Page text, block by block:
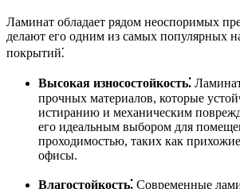
Ламинат обладает рядом неоспоримых
делают его одним из самых популярных
покрытий⁚
Высокая износостойкость⁚
прочных материалов, которые
истиранию и механическим
его идеальным выбором для
проходимостью, таких как
офисы.
Влагостойкость⁚ Современные